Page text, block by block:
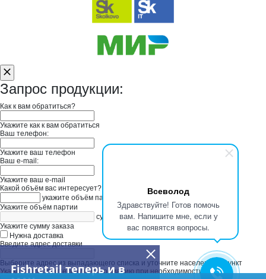
Всеволод
Здравствуйте! Готов помочь
вам. Напишите мне, если у
вас появятся вопросы.
Fishretail теперь и в
Запрос продукции:
Как к вам обратиться?
Укажите как к вам обратиться
Ваш телефон:
Укажите ваш телефон
Ваш e-mail:
Укажите ваш e-mail
Какой объём вас интересует?
укажите объём партии
Укажите объём партии
сумма заказа в руб
Укажите сумму заказа
Нужна доставка
Введите адрес доставки
Выберите адрес из выпадающего списка и уточните населенный пункт
Укажите дополнительную информацию при необходимости